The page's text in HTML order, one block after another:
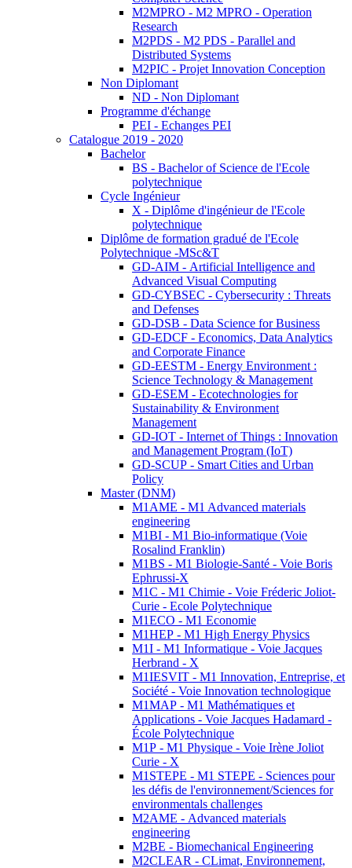
M2MPRO - M2 MPRO - Operation
Research
M2PDS - M2 PDS - Parallel and
Distributed Systems
M2PIC - Projet Innovation Conception
Non Diplomant
ND - Non Diplomant
Programme d'échange
PEI - Echanges PEI
Catalogue 2019 - 2020
Bachelor
BS - Bachelor of Science de l'Ecole
polytechnique
Cycle Ingénieur
X - Diplôme d'ingénieur de l'Ecole
polytechnique
Diplôme de formation gradué de l'Ecole
Polytechnique -MSc&T
GD-AIM - Artificial Intelligence and
Advanced Visual Computing
GD-CYBSEC - Cybersecurity : Threats
and Defenses
GD-DSB - Data Science for Business
GD-EDCF - Economics, Data Analytics
and Corporate Finance
GD-EESTM - Energy Environment :
Science Technology & Management
GD-ESEM - Ecotechnologies for
Sustainability & Environment
Management
GD-IOT - Internet of Things : Innovation
and Management Program (IoT)
GD-SCUP - Smart Cities and Urban
Policy
Master (DNM)
M1AME - M1 Advanced materials
engineering
M1BI - M1 Bio-informatique (Voie
Rosalind Franklin)
M1BS - M1 Biologie-Santé - Voie Boris
Ephrussi-X
M1C - M1 Chimie - Voie Fréderic Joliot-
Curie - Ecole Polytechnique
M1ECO - M1 Economie
M1HEP - M1 High Energy Physics
M1I - M1 Informatique - Voie Jacques
Herbrand - X
M1IESVIT - M1 Innovation, Entreprise, et
Société - Voie Innovation technologique
M1MAP - M1 Mathématiques et
Applications - Voie Jacques Hadamard -
École Polytechnique
M1P - M1 Physique - Voie Irène Joliot
Curie - X
M1STEPE - M1 STEPE - Sciences pour
les défis de l'environnement/Sciences for
environmentals challenges
M2AME - Advanced materials
engineering
M2BE - Biomechanical Engineering
M2CLEAR - CLimat, Environnement,